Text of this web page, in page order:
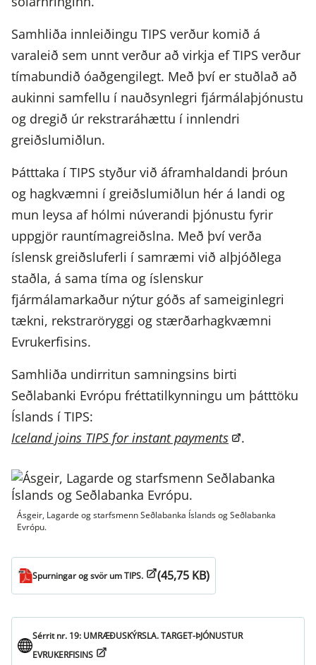
Samhliða innleiðingu TIPS verður komið á
varaleið sem unnt verður að virkja ef TIPS verður
tímabundið óaðgengilegt. Með því er stuðlað að
aukinni samfellu í nauðsynlegri fjármálaþjónustu
og dregið úr rekstraráhættu í innlendri
greiðslumiðlun.
Þátttaka í TIPS styður við áframhaldandi þróun
og hagkvæmni í greiðslumiðlun hér á landi og
mun leysa af hólmi núverandi þjónustu fyrir
uppgjör rauntímagreiðslna. Með því verða
íslensk greiðsluferli í samræmi við alþjóðlega
staðla, á sama tíma og íslenskur
fjármálamarkaður nýtur góðs af sameiginlegri
tækni, rekstraröryggi og stærðarhagkvæmni
Evrukerfisins.
Samhliða undirritun samningsins birti
Seðlabanki Evrópu fréttatilkynningu um þátttöku
Íslands í TIPS:
Iceland joins TIPS for instant payments
.
Ásgeir, Lagarde og starfsmenn Seðlabanka Íslands og Seðlabanka
Evrópu.
Spurningar og svör um TIPS. (45,75 KB)
Sérrit nr. 19: UMRÆÐUSKÝRSLA. TARGET-ÞJÓNUSTUR
EVRUKERFISINS